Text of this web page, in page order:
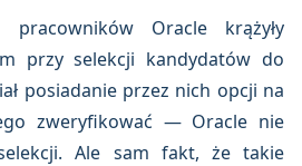
pracowników Oracle krążyły
przy selekcji kandydatów do
posiadanie przez nich opcji na
zweryfikować — Oracle nie
Ale sam fakt, że takie